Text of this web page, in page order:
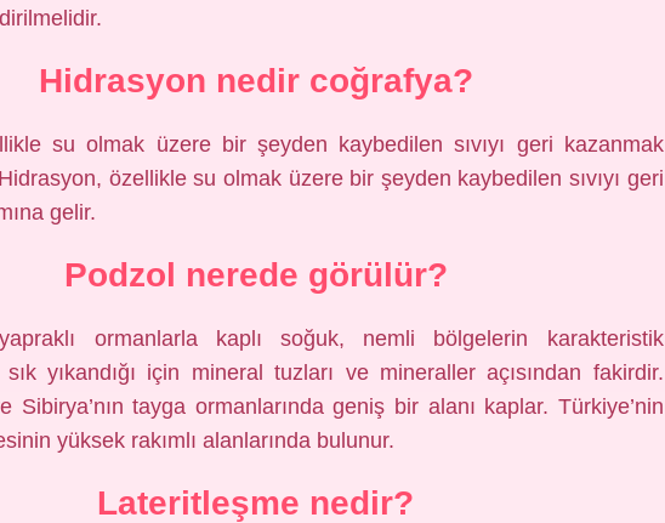
Hidrasyon nedir coğrafya?
su olmak üzere bir şeyden kaybedilen sıvıyı geri kazanmak
özellikle su olmak üzere bir şeyden kaybedilen sıvıyı geri
gelir.
Podzol nerede görülür?
ormanlarla kaplı soğuk, nemli bölgelerin karakteristik
sık yıkandığı için mineral tuzları ve mineraller açısından fakirdir.
Sibirya’nın tayga ormanlarında geniş bir alanı kaplar. Türkiye’nin
yüksek rakımlı alanlarında bulunur.
Lateritleşme nedir?